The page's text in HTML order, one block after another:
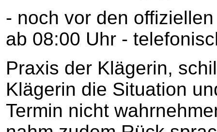
- noch vor den
ab 08:00 Uhr -
Praxis der Klägerin,
Klägerin die Situation
Termin nicht